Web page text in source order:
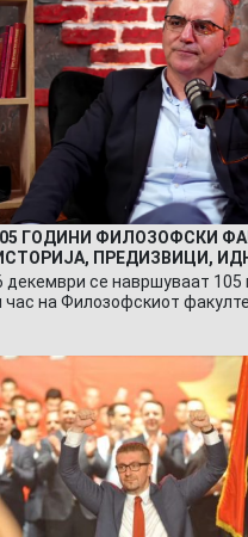
ГОДИНИ ФИЛОЗОФСКИ
ПРЕДИЗВИЦИ,
декември се навршуваат 105
на Филозофскиот